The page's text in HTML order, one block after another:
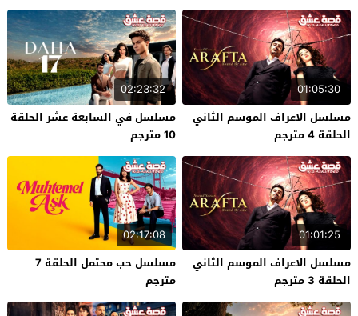
01:05:30
مسلسل الاعراف الموسم الثاني
الحلقة 4 مترجم
02:23:32
مسلسل في السابعة عشر الحلقة
10 مترجم
01:01:25
مسلسل الاعراف الموسم الثاني
الحلقة 3 مترجم
02:17:08
مسلسل حب محتمل الحلقة 7
مترجم